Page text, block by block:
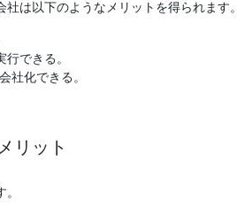
社は以下のようなメリットを得られます。
行できる。
社化できる。
リット